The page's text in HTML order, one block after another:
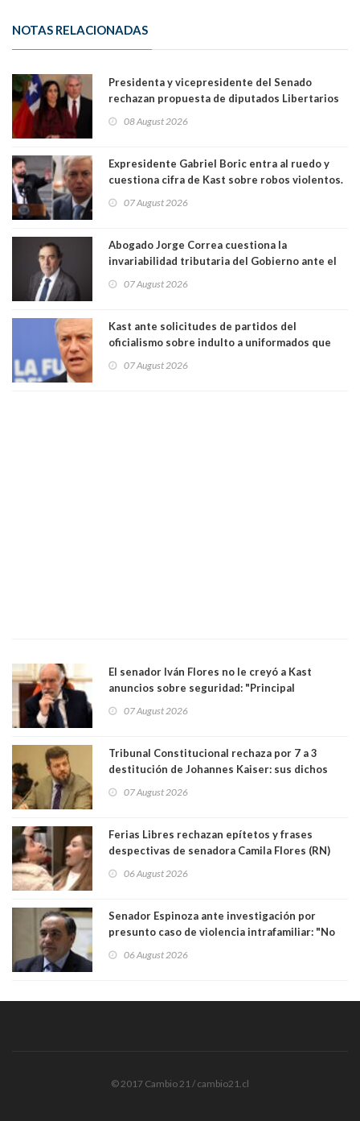
NOTAS RELACIONADAS
Presidenta y vicepresidente del Senado
rechazan propuesta de diputados Libertarios
"Constituye un camino equivocado"
08 August 2026
Expresidente Gabriel Boric entra al ruedo y
cuestiona cifra de Kast sobre robos violentos.
07 August 2026
Abogado Jorge Correa cuestiona la
invariabilidad tributaria del Gobierno ante el
democracia” y "defendemos la alternancia en el
07 August 2026
Kast ante solicitudes de partidos del
oficialismo sobre indulto a uniformados que
07 August 2026
El senador Iván Flores no le creyó a Kast
anuncios sobre seguridad: "Principal
perseguir ruta del dinero y levantar secreto
07 August 2026
Tribunal Constitucional rechaza por 7 a 3
destitución de Johannes Kaiser: sus dichos
justicia constitucional porque no es diputado
07 August 2026
Ferias Libres rechazan epítetos y frases
despectivas de senadora Camila Flores (RN)
06 August 2026
Senador Espinoza ante investigación por
presunto caso de violencia intrafamiliar: "No
antecedentes a Tribunal Supremo
06 August 2026
© 2017 Cambio 21 / cambio21.cl